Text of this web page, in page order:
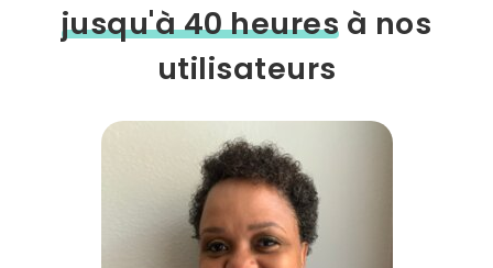
jusqu'à 40 heures à nos
utilisateurs